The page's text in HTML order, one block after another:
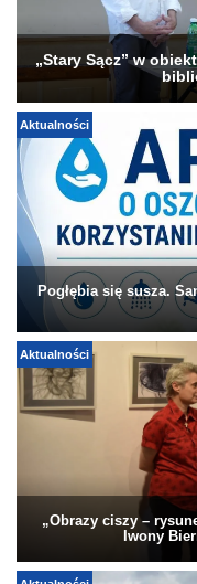
„Stary Sącz” w
Aktualności
Pogłębia się susza.
Aktualności
„Obrazy ciszy –
Iwony